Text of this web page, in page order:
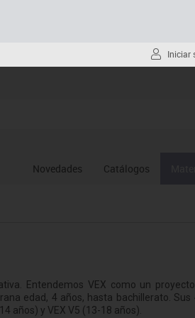
Iniciar
Novedades Catálogos
Entendemos VEX como un
edad, 4 años, hasta bachillerato.
años) y VEX V5 (13-18 años).